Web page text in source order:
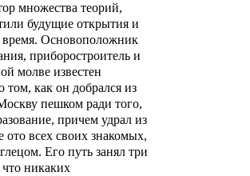
множества теорий,
будущие открытия и
время. Основоположник
приборостроитель и
молве известен
том, как он добрался из
пешком ради того,
причем удрал из
ото всех своих знакомых,
Его путь занял три
никаких